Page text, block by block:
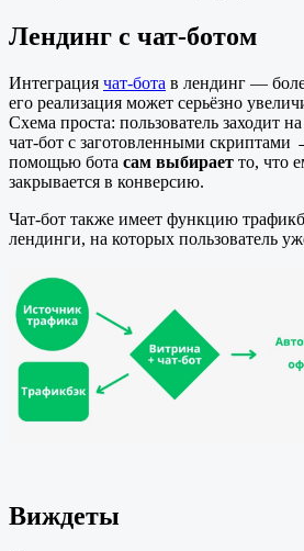
Лендинг с чат-ботом
Интеграция чат-бота в лендинг —
его реализация может серьёзно
Схема проста: пользователь заходит
чат-бот с заготовленными скриптами
помощью бота сам выбирает то, что
закрывается в конверсию.
Чат-бот также имеет функцию
лендинги, на которых пользователь
Виждеты